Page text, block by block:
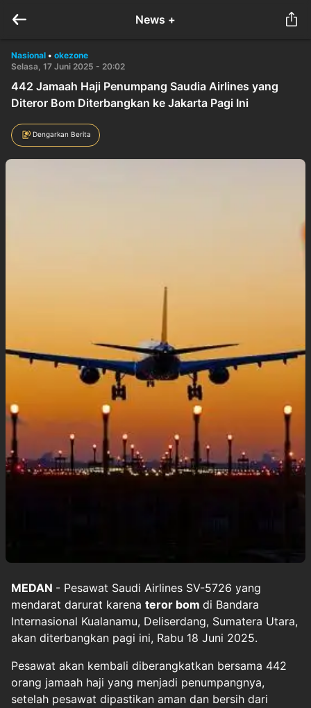
News +
Nasional • okezone
Selasa, 17 Juni 2025 - 20:02
442 Jamaah Haji Penumpang Saudia Airlines yang
Diteror Bom Diterbangkan ke Jakarta Pagi Ini
Dengarkan Berita
MEDAN - Pesawat Saudi Airlines SV-5726 yang
mendarat darurat karena teror bom di Bandara
Internasional Kualanamu, Deliserdang, Sumatera Utara,
akan diterbangkan pagi ini, Rabu 18 Juni 2025.
Pesawat akan kembali diberangkatkan bersama 442
orang jamaah haji yang menjadi penumpangnya,
setelah pesawat dipastikan aman dan bersih dari